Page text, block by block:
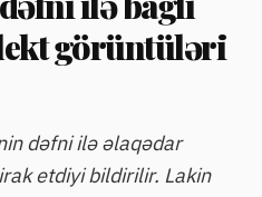
görüntüləri
dəfni ilə əlaqədar
etdiyi bildirilir. Lakin